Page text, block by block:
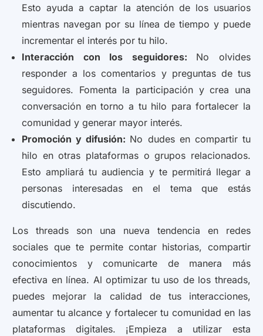
Esto ayuda a captar la atención de los usuarios
mientras navegan por su línea de tiempo y puede
incrementar el interés por tu hilo.
Interacción con los seguidores: No olvides
responder a los comentarios y preguntas de tus
seguidores. Fomenta la participación y crea una
conversación en torno a tu hilo para fortalecer la
comunidad y generar mayor interés.
Promoción y difusión: No dudes en compartir tu
hilo en otras plataformas o grupos relacionados.
Esto ampliará tu audiencia y te permitirá llegar a
personas interesadas en el tema que estás
discutiendo.
Los threads son una nueva tendencia en redes
sociales que te permite contar historias, compartir
conocimientos y comunicarte de manera más
efectiva en línea. Al optimizar tu uso de los threads,
puedes mejorar la calidad de tus interacciones,
aumentar tu alcance y fortalecer tu comunidad en las
plataformas digitales. ¡Empieza a utilizar esta